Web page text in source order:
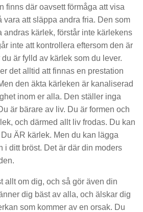
finns där oavsett förmåga att visa
vara att släppa andra fria. Den som
andras kärlek, förstår inte kärlekens
inte att kontrollera eftersom den är
är fylld av kärlek som du lever.
det alltid att finnas en prestation
den äkta kärleken är kanaliserad
inom er alla. Den ställer inga
är bärare av liv. Du är formen och
och därmed allt liv frodas. Du kan
ÄR kärlek. Men du kan lägga
i ditt bröst. Det är där din moders
allt om dig, och så gör även din
dig bäst av alla, och älskar dig
som kommer av en orsak. Du